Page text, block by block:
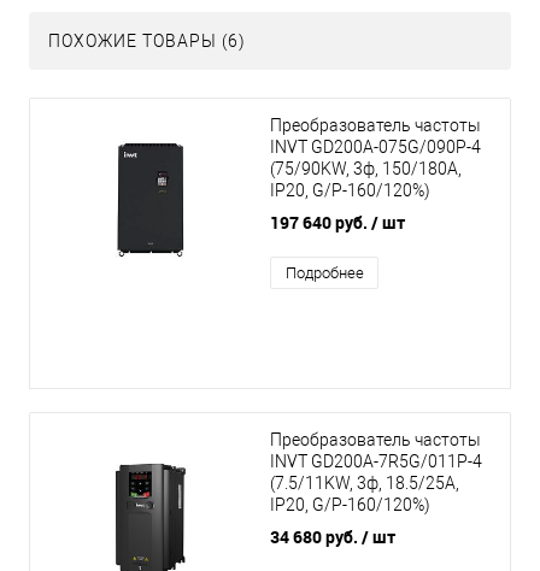
ПОХОЖИЕ ТОВАРЫ (6)
Преобразователь частоты
INVT GD200A-075G/090P-4
(75/90KW, 3ф, 150/180A,
IP20, G/P-160/120%)
197 640 руб. / шт
Подробнее
Преобразователь частоты
INVT GD200A-7R5G/011P-4
(7.5/11KW, 3ф, 18.5/25A,
IP20, G/P-160/120%)
34 680 руб. / шт